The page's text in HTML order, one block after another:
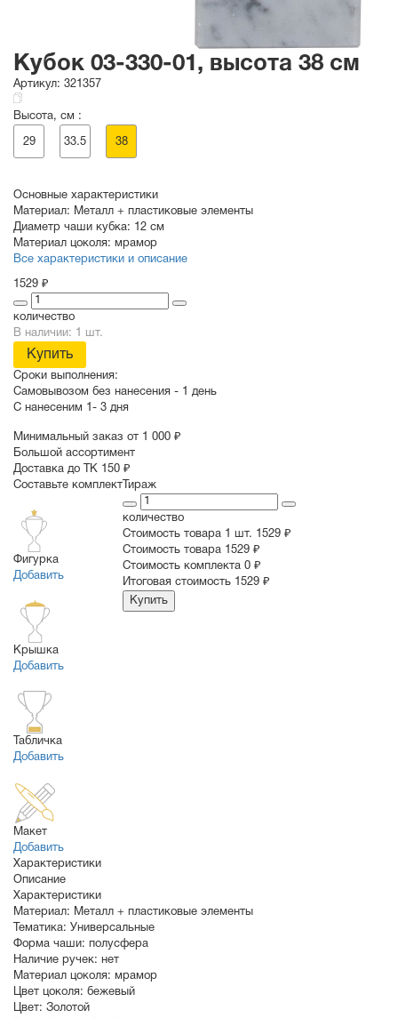
Кубок 03-330-01, высота 38 см
Артикул: 321357
Высота, см :
29 33.5 38
Основные характеристики
Материал: Металл + пластиковые элементы
Диаметр чаши кубка: 12 см
Материал цоколя: мрамор
Все характеристики и описание
1529 ₽
количество
В наличии: 1 шт.
Купить
Сроки выполнения:
Самовывозом без нанесения - 1 день
С нанесеним 1- 3 дня
Минимальный заказ от 1 000 ₽
Большой ассортимент
Доставка до ТК 150 ₽
Составьте комплект
Фигурка
Добавить
Крышка
Добавить
Табличка
Добавить
Макет
Добавить
Тираж
количество
Стоимость товара 1 шт. 1529 ₽
Cтоимость товара 1529 ₽
Стоимость комплекта 0 ₽
Итоговая стоимость 1529 ₽
Купить
Характеристики
Описание
Характеристики
Материал: Металл + пластиковые элементы
Тематика: Универсальные
Форма чаши: полусфера
Наличие ручек: нет
Материал цоколя: мрамор
Цвет цоколя: бежевый
Цвет: Золотой